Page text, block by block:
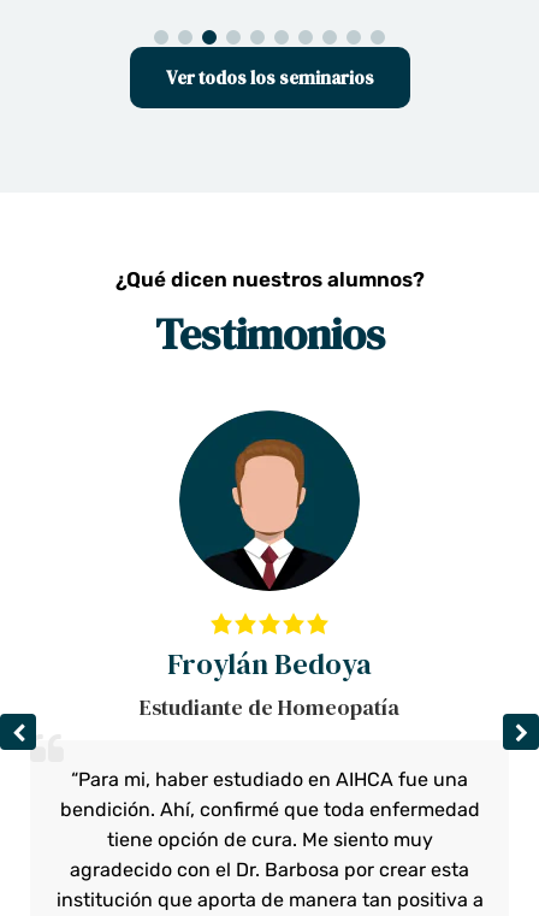
Ver todos los seminarios
¿Qué dicen nuestros alumnos?
Testimonios
Froylán Bedoya
Estudiante de Homeopatía
“Para mi, haber estudiado en AIHCA fue una
bendición. Ahí, confirmé que toda enfermedad
tiene opción de cura. Me siento muy
agradecido con el Dr. Barbosa por crear esta
institución que aporta de manera tan positiva a